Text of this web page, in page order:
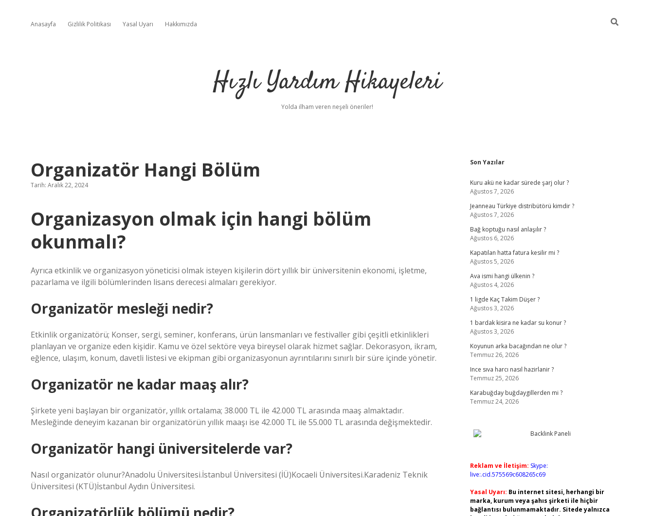
Anasayfa Gizlilik Politikası Yasal Uyarı Hakkımızda
Hızlı Yardım Hikayeleri
Yolda ilham veren neşeli öneriler!
Organizatör Hangi Bölüm
Tarih: Aralık 22, 2024
Organizasyon olmak için hangi bölüm
okunmalı?
Ayrıca etkinlik ve organizasyon yöneticisi olmak isteyen kişilerin dört yıllık bir üniversitenin ekonomi, işletme,
pazarlama ve ilgili bölümlerinden lisans derecesi almaları gerekiyor.
Organizatör mesleği nedir?
Etkinlik organizatörü; Konser, sergi, seminer, konferans, ürün lansmanları ve festivaller gibi çeşitli etkinlikleri
planlayan ve organize eden kişidir. Kamu ve özel sektöre veya bireysel olarak hizmet sağlar. Dekorasyon, ikram,
eğlence, ulaşım, konum, davetli listesi ve ekipman gibi organizasyonun ayrıntılarını sınırlı bir süre içinde yönetir.
Organizatör ne kadar maaş alır?
Şirkete yeni başlayan bir organizatör, yıllık ortalama; 38.000 TL ile 42.000 TL arasında maaş almaktadır.
Mesleğinde deneyim kazanan bir organizatörün yıllık maaşı ise 42.000 TL ile 55.000 TL arasında değişmektedir.
Organizatör hangi üniversitelerde var?
Nasıl organizatör olunur?Anadolu Üniversitesi.İstanbul Üniversitesi (İÜ)Kocaeli Üniversitesi.Karadeniz Teknik
Üniversitesi (KTÜ)İstanbul Aydın Üniversitesi.
Sidebar
Son Yazılar
Kuru akü ne kadar sürede şarj olur ?
Ağustos 7, 2026
Jeanneau Türkiye distribütörü kimdir ?
Ağustos 7, 2026
Bağ koptuğu nasıl anlaşılır ?
Ağustos 6, 2026
Kapatılan hatta fatura kesilir mi ?
Ağustos 5, 2026
Ava ismi hangi ülkenin ?
Ağustos 4, 2026
1 ligde Kaç Takim Düşer ?
Ağustos 3, 2026
1 bardak kisira ne kadar su konur ?
Ağustos 3, 2026
Koyunun arka bacağından ne olur ?
Temmuz 26, 2026
Ince sıva harcı nasıl hazirlanir ?
Temmuz 25, 2026
Karabuğday buğdaygillerden mi ?
Temmuz 24, 2026
Reklam ve İletişim: Skype:
live:.cid.575569c608265c69
Yasal Uyarı: Bu internet sitesi, herhangi bir
marka, kurum veya şahıs şirketi ile hiçbir
bağlantısı bulunmamaktadır. Sitede yalnızca